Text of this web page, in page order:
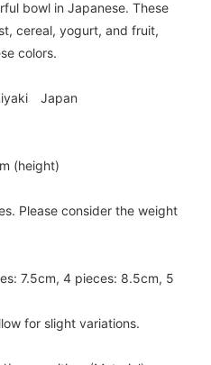
bowl in Japanese. These
cereal, yogurt, and fruit,
colors.
Japan
(height)
Please consider the weight
7.5cm, 4 pieces: 8.5cm, 5
for slight variations.